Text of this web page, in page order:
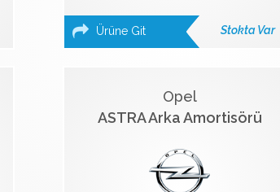
Ürüne Git Stokta Var
Opel
ASTRA Arka Amortisörü